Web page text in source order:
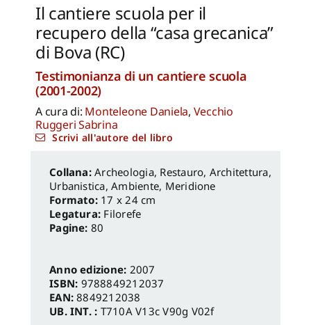
Il cantiere scuola per il
recupero della “casa grecanica”
di Bova (RC)
Testimonianza di un cantiere scuola
(2001-2002)
A cura di: Monteleone Daniela, Vecchio
Ruggeri Sabrina
Scrivi all'autore del libro
Archeologia, Restauro, Architettura,
Urbanistica, Ambiente, Meridione
Formato: 17 x 24 cm
Legatura: Filorefe
Pagine: 80
Anno edizione: 2007
ISBN: 9788849212037
EAN:8849212038
UB. INT. : T710A V13c V90g V02f